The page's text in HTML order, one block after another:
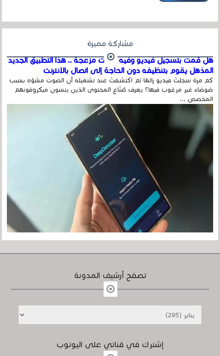
مشاركة مميزة
هل قمت بتسجيل فيديو وفيه أصوت مزعجة .. هذا التطبيق الجديد
المذهل يقوم بتنظيفه دون الحاجة إلى اتصال بالإنترنت
كم مرة سجلتَ فيديو رائعًا ثم اكتشفتَ عند تشغيله أن الصوت مشوّه بسبب
ضوضاء غير مرغوب فيها؟ يعرف صُنّاع المحتوى الذين ينسون ميكروفونهم
المخصص ...
تصفح أرشيف المدونة
إشترك في قناتي على اليوتوب